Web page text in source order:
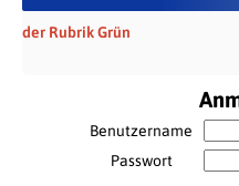
der Rubrik Grün
Benutzername
Passwort